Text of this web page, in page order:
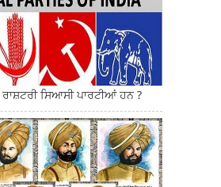
ਸਿਆਸੀ ਪਾਰਟੀਆਂ ਹਨ ?